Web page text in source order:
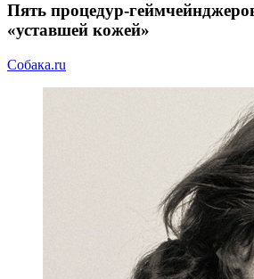
Пять процедур-
«уставшей кожей»
Собака.ru